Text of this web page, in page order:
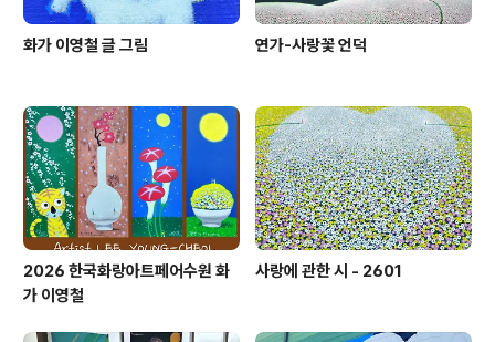
화가 이영철 글 그림 연가-사랑꽃 언덕
2026 한국화랑아트페어수원 화
가 이영철
사랑에 관한 시 - 2601